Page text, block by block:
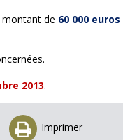
montant de 60 000 euros
2013.
Imprimer